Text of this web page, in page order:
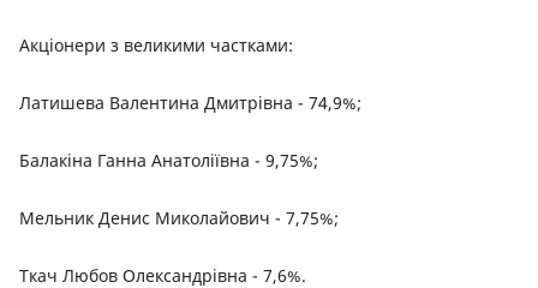
Акціонери з великими частками:
Латишева Валентина Дмитрівна - 74,9%;
Балакіна Ганна Анатоліївна - 9,75%;
Мельник Денис Миколайович - 7,75%;
Ткач Любов Олександрівна - 7,6%.